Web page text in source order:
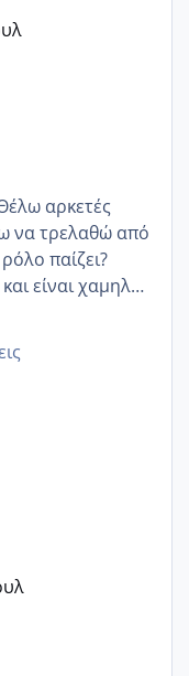
αρκετές
παίζει?
είναι χαμηλή
ήδη μια
να τερματιστεί
προσπαθώ 7